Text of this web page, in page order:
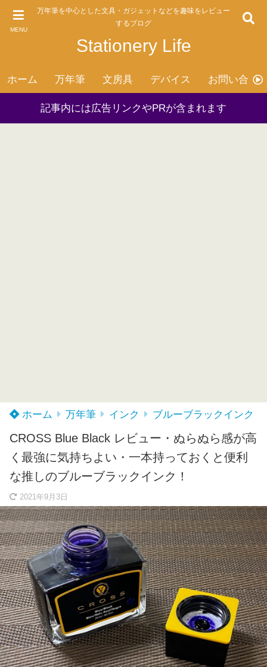
MENU
万年筆を中心とした文具・ガジェットなどを趣味をレビュー
するブログ
Stationery Life
ホーム 万年筆 文房具 デバイス お問い合わ
記事内には広告リンクやPRが含まれます
ホーム 万年筆 インク ブルーブラックインク
CROSS Blue Black レビュー・ぬらぬら感が高
く最強に気持ちよい・一本持っておくと便利
な推しのブルーブラックインク！
2021年9月3日